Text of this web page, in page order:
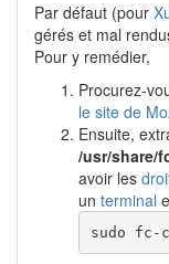
Par défaut (pour
gérés et mal
Pour y remédier,
Procurez-
le site de
Ensuite,
/usr/share/
avoir les
un terminal
sudo fc-